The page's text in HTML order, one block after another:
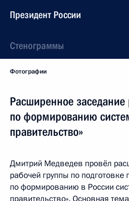
Президент России
Стенограммы
Фотографии
Расширенное заседание
по формированию
правительство»
Дмитрий Медведев провёл
рабочей группы по подготовке
по формированию в России